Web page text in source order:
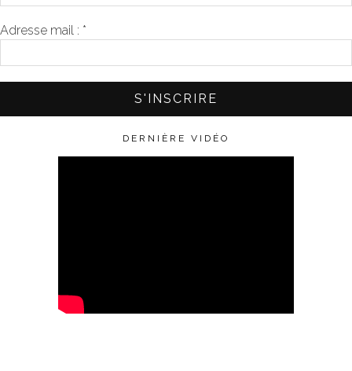
Adresse mail : *
DERNIÈRE VIDÉO